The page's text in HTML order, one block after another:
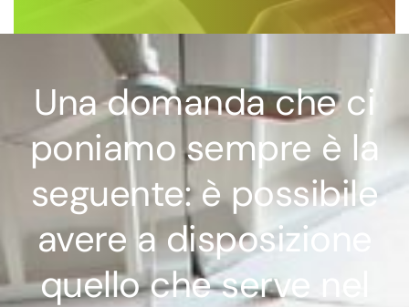
Una domanda che ci
poniamo sempre è la
seguente: è possibile
avere a disposizione
quello che serve nel